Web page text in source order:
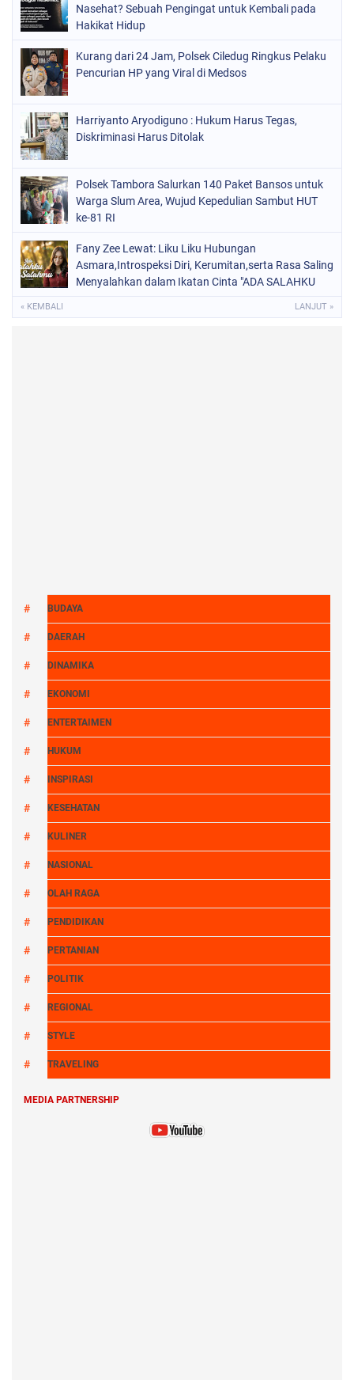
Nasehat? Sebuah Pengingat untuk Kembali pada
Hakikat Hidup
Kurang dari 24 Jam, Polsek Ciledug Ringkus Pelaku
Pencurian HP yang Viral di Medsos
Harriyanto Aryodiguno : Hukum Harus Tegas,
Diskriminasi Harus Ditolak
Polsek Tambora Salurkan 140 Paket Bansos untuk
Warga Slum Area, Wujud Kepedulian Sambut HUT
ke-81 RI
Fany Zee Lewat: Liku Liku Hubungan
Asmara,Introspeksi Diri, Kerumitan,serta Rasa Saling
Menyalahkan dalam Ikatan Cinta "ADA SALAHKU
« KEMBALI LANJUT »
BUDAYA
DAERAH
DINAMIKA
EKONOMI
ENTERTAIMEN
HUKUM
INSPIRASI
KESEHATAN
KULINER
NASIONAL
OLAH RAGA
PENDIDIKAN
PERTANIAN
POLITIK
REGIONAL
STYLE
TRAVELING
MEDIA PARTNERSHIP